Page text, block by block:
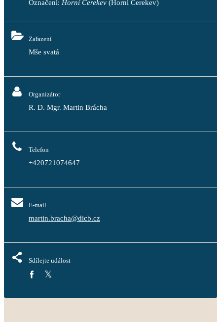
Označení: Horní Cerekev (Horní Cerekev)
Zařazení
Mše svatá
Organizátor
R. D. Mgr. Martin Brácha
Telefon
+420721074647
E-mail
martin.bracha@dicb.cz
Sdílejte událost